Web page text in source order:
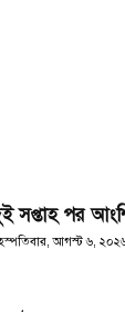
সপ্তাহ পর
আগস্ট ৬,